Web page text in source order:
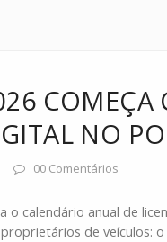
NO
00 Comentários
o calendário anual de
de